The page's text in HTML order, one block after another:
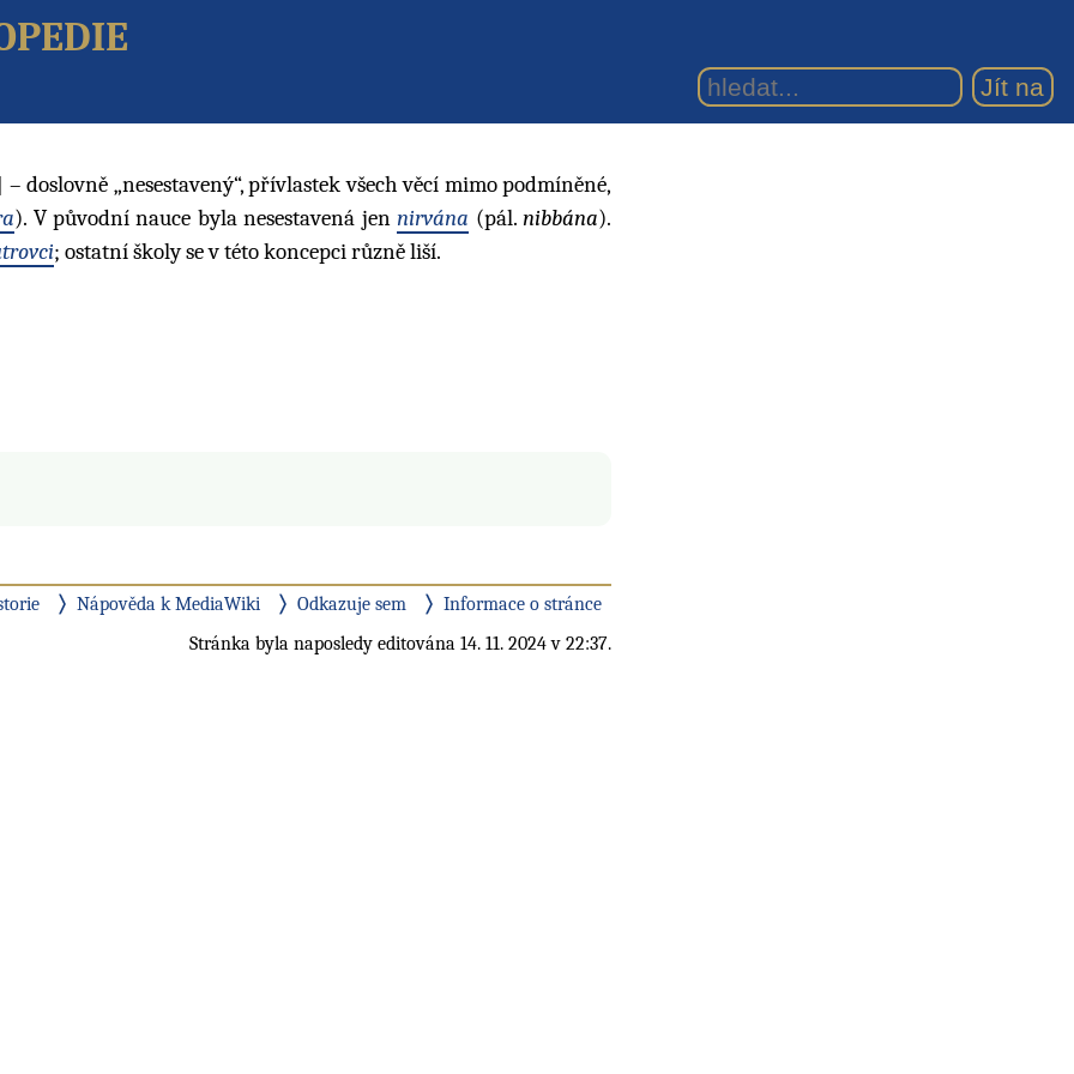
doslovně „nesestavený“, přívlastek všech věcí mimo podmíněné,
). V původní nauce byla nesestavená jennirvána (pál.nibbána).
; ostatní školy se v této koncepci různě liší.
Nápověda k MediaWiki Odkazuje sem
Informace o stránce
Stránka byla naposledy editována 14. 11. 2024 v 22:37.